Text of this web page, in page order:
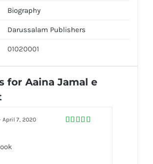
Biography
Darussalam Publishers
01020001
for Aaina Jamal e
April 7, 2020